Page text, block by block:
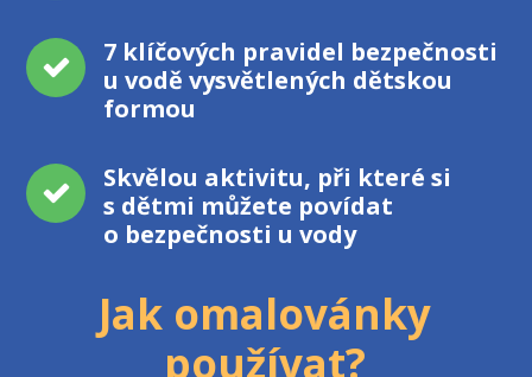
7 klíčových pravidel bezpečnosti
u vodě vysvětlených dětskou
formou
Skvělou aktivitu, při které si
s dětmi můžete povídat
o bezpečnosti u vody
Jak omalovánky
používat?